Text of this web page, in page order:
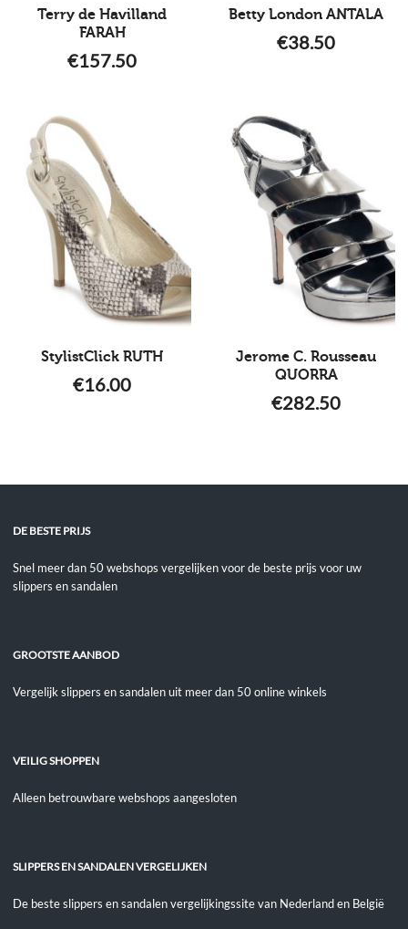
Terry de Havilland
FARAH
€157.50
Betty London ANTALA
€38.50
StylistClick RUTH
€16.00
Jerome C. Rousseau
QUORRA
€282.50
DE BESTE PRIJS
Snel meer dan 50 webshops vergelijken voor de beste prijs voor uw
slippers en sandalen
GROOTSTE AANBOD
Vergelijk slippers en sandalen uit meer dan 50 online winkels
VEILIG SHOPPEN
Alleen betrouwbare webshops aangesloten
SLIPPERS EN SANDALEN VERGELIJKEN
De beste slippers en sandalen vergelijkingssite van Nederland en België